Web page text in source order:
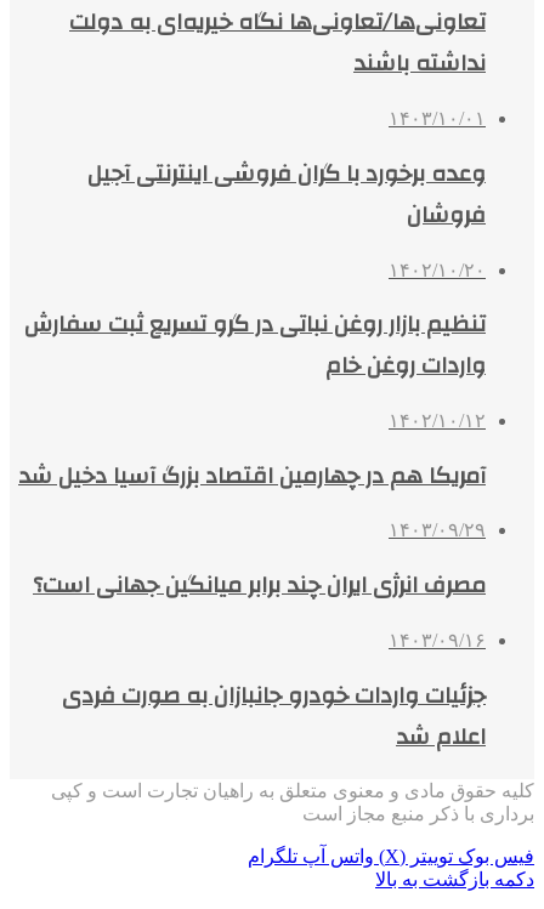
تعاونی‌ها/تعاونی‌ها نگاه خیریه‌ای به دولت
نداشته باشند
۱۴۰۳/۱۰/۰۱
وعده برخورد با گران‌ فروشی اینترنتی آجیل
فروشان
۱۴۰۲/۱۰/۲۰
تنظیم بازار روغن نباتی در گرو تسریع ثبت سفارش
واردات روغن خام
۱۴۰۲/۱۰/۱۲
آمریکا هم در چهارمین اقتصاد بزرگ آسیا دخیل شد
۱۴۰۳/۰۹/۲۹
مصرف انرژی ایران چند برابر میانگین جهانی است؟
۱۴۰۳/۰۹/۱۶
جزئیات واردات خودرو جانبازان به صورت فردی
اعلام شد
کلیه حقوق مادی و معنوی متعلق به راهیان تجارت است و کپی
برداری با ذکر منبع مجاز است
فیس بوک توییتر (X) واتس آپ تلگرام
دکمه بازگشت به بالا